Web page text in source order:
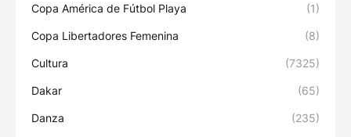
Copa América de Fútbol Playa (1)
Copa Libertadores Femenina (8)
Cultura (7325)
Dakar (65)
Danza (235)